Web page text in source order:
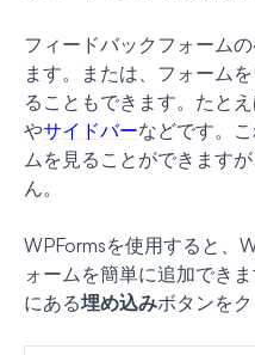
フィードバックフォーム
ます。または、フォーム
ることもできます。たと
やサイドバーなどです。
ムを見ることができます
ん。
WPFormsを使用すると、
ォームを簡単に追加でき
にある埋め込みボタンを